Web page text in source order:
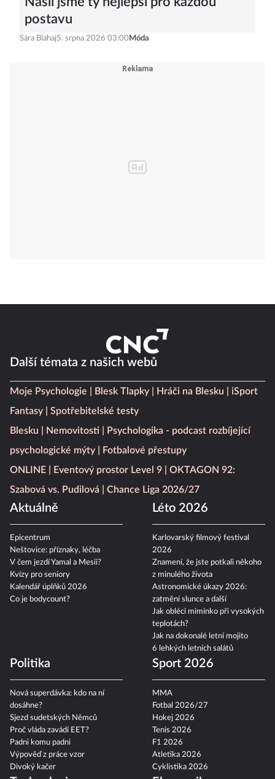
postavu
Sára Blahaj5. srpna 2026 03:00 Móda
Další témata z našich webů
Moje Psychologie Blesk Tlapky Hráči na Blesku
iSport
Fantasy
Spotřebitelské testy
Blesku
Nemovitosti
Psychologika - podcast rozbíjející
psychologické mýty
Fotbalové přestupy
ONLINE
Eventový prostor Level 9
OKTAGON 92:
Szabová vs. Pudilová
Chance Liga 2026/27
Aktuálně
Epicentrum
Neštovice: příznaky, léčba
V čem jezdí Yamal a Mesii?
Kvízy pro seniory
Kalendář úplňků 2026
Co je bodycount?
Léto 2026
Karlovarský filmový festival
2026
Znamení, že jste potkali někoho
z minulého života
Astronomické úkazy 2026:
zatmění slunce a další
Jak obléci miminko při vysokých
teplotách?
Jak na dokonalé letní mojito
6 lehkých letních salátů
Politika
Nová superdávka: kdo na ní
dosáhne?
Sjezd sudetských Němců
Proč vláda zavádí EET?
Padni komu padni
Výpověď z práce vzor
Divoký kačer
Sport 2026
MMA
Fotbal 2026/27
Hokej 2026
Tenis 2026
F1 2026
Atletika 2026
Cyklistika 2026